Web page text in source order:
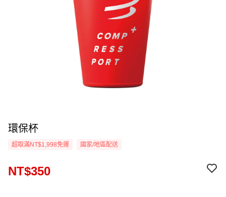
環保杯
超取滿NT$1,998免運 國家/地區配送
NT$350